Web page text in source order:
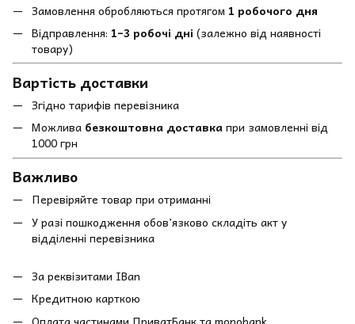
Замовлення обробляються протягом 1 робочого дня
Відправлення: 1–3 робочі дні (залежно від наявності
товару)
Вартість доставки
Згідно тарифів перевізника
Можлива безкоштовна доставкапри замовленні від
1000 грн
Важливо
Перевіряйте товар при отриманні
У разі пошкодження обов’язково складіть акт у
відділенні перевізника
За реквізитами IBan
Кредитною карткою